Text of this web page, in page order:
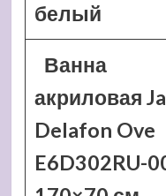
белый
Ванна
акриловая
Delafon Ove
E6D302RU-